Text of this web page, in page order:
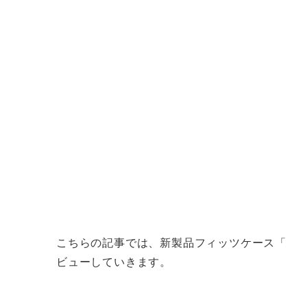
こちらの記事では、新製品フィッツケース
ビューしていきます。